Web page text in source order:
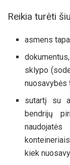
Reikia turėti
asmens
sklypo
nuosavybės
sutartį su
bendrijų
kiek